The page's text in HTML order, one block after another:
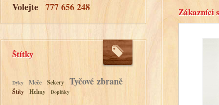
Volejte 777 656 248
Štítky
Dýky Meče Sekery Tyčové zbraně
Štíty Helmy Doplňky
Zákazníci